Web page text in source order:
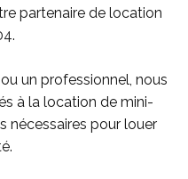
partenaire de location
.
un professionnel, nous
à la location de mini-
nécessaires pour louer